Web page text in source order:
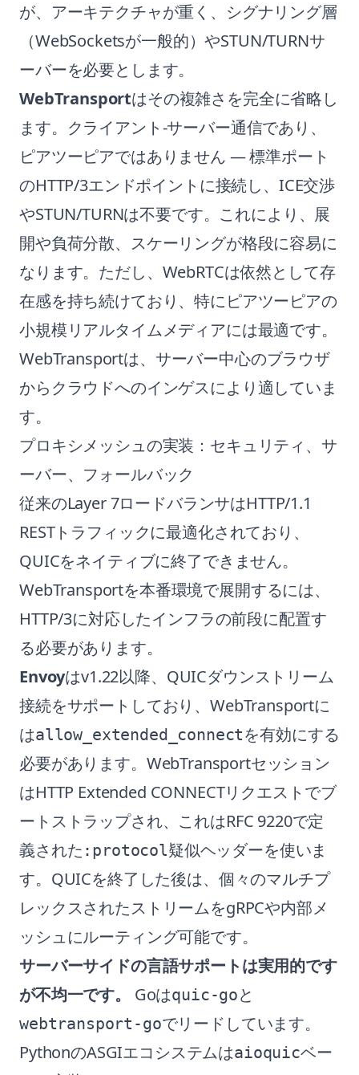
が、アーキテクチャが重く、シグナリング層
（WebSocketsが一般的）やSTUN/TURNサ
ーバーを必要とします。
WebTransportはその複雑さを完全に省略し
ます。クライアント-サーバー通信であり、
ピアツーピアではありません — 標準ポート
のHTTP/3エンドポイントに接続し、ICE交渉
やSTUN/TURNは不要です。これにより、展
開や負荷分散、スケーリングが格段に容易に
なります。ただし、WebRTCは依然として存
在感を持ち続けており、特にピアツーピアの
小規模リアルタイムメディアには最適です。
WebTransportは、サーバー中心のブラウザ
からクラウドへのインゲスにより適していま
す。
プロキシメッシュの実装：セキュリティ、サ
ーバー、フォールバック
従来のLayer 7ロードバランサはHTTP/1.1
RESTトラフィックに最適化されており、
QUICをネイティブに終了できません。
WebTransportを本番環境で展開するには、
HTTP/3に対応したインフラの前段に配置す
る必要があります。
Envoyはv1.22以降、QUICダウンストリーム
接続をサポートしており、WebTransportに
はallow_extended_connectを有効にする
必要があります。WebTransportセッション
はHTTP Extended CONNECTリクエストでブ
ートストラップされ、これはRFC 9220で定
義された :protocol疑似ヘッダーを使いま
す。QUICを終了した後は、個々のマルチプ
レックスされたストリームをgRPCや内部メ
ッシュにルーティング可能です。
サーバーサイドの言語サポートは実用的です
が不均一です。
Goはquic-goと
webtransport-goでリードしています。
PythonのASGIエコシステムはaioquicベー